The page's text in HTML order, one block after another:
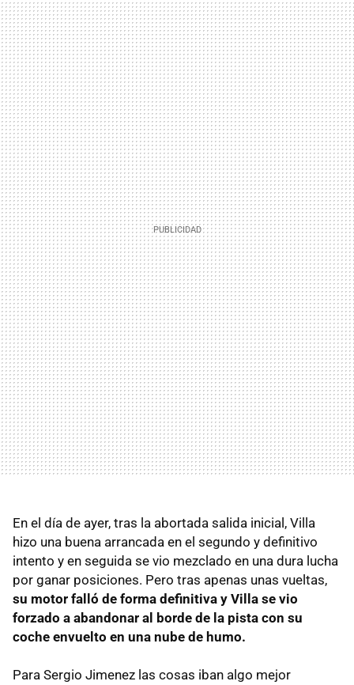
En el día de ayer, tras la abortada salida inicial, Villa
hizo una buena arrancada en el segundo y definitivo
intento y en seguida se vio mezclado en una dura lucha
por ganar posiciones. Pero tras apenas unas vueltas,
su motor falló de forma definitiva y Villa se vio
forzado a abandonar al borde de la pista con su
coche envuelto en una nube de humo.
Para Sergio Jimenez las cosas iban algo mejor